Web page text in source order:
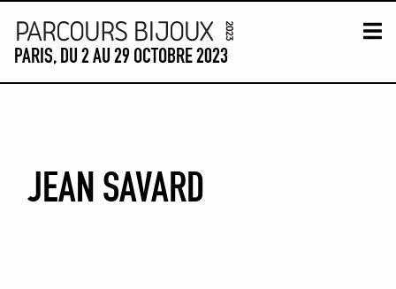
PARIS, DU 2 AU 29 OCTOBRE 2023
JEAN SAVARD